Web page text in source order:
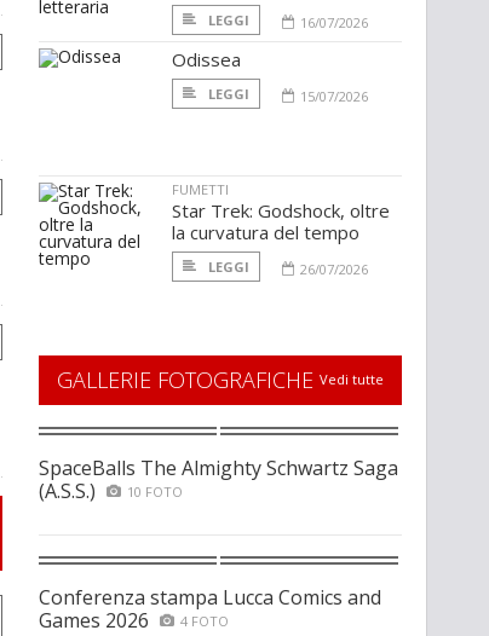
LEGGI 16/07/2026
Odissea
LEGGI 15/07/2026
FUMETTI
Star Trek: Godshock, oltre
la curvatura del tempo
LEGGI 26/07/2026
GALLERIE FOTOGRAFICHE Vedi tutte
SpaceBalls The Almighty Schwartz Saga
(A.S.S.)
10 FOTO
Conferenza stampa Lucca Comics and
Games 2026
4 FOTO